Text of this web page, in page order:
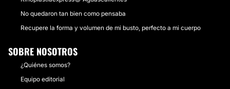
No quedaron tan bien como pensaba
Recupere la forma y volumen de mi busto, perfecto a mi cuerpo
SOBRE NOSOTROS
¿Quiénes somos?
Equipo editorial